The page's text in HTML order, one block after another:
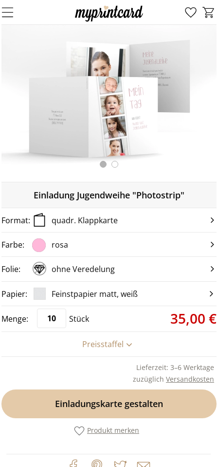
Einladung Jugendweihe "Photostrip"
quadr. Klappkarte
rosa
ohne Veredelung
Feinstpapier matt, weiß
Stück 35,00 €
Preisstaffel
Lieferzeit: 3–6 Werktage
zuzüglich Versandkosten
Einladungskarte gestalten
Produkt merken